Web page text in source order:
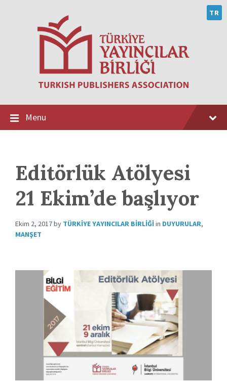
TR
Menu
Editörlük Atölyesi
21 Ekim’de başlıyor
Ekim 2, 2017by TÜRKIYE YAYINCILAR BIRLIĞIin DUYURULAR,
MANŞET